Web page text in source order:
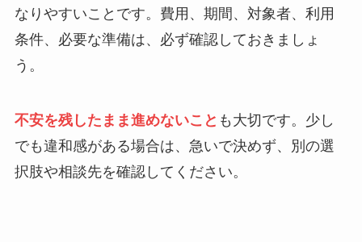
なりやすいことです。費用、期間、対象者、利用
条件、必要な準備は、必ず確認しておきましょ
う。
不安を残したまま進めないこと も大切です。少し
でも違和感がある場合は、急いで決めず、別の選
択肢や相談先を確認してください。